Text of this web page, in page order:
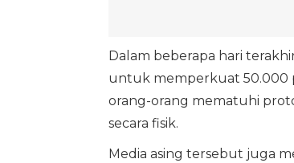
Dalam beberapa hari
untuk memperkuat 50.000
orang-orang mematuhi
secara fisik.
Media asing tersebut juga